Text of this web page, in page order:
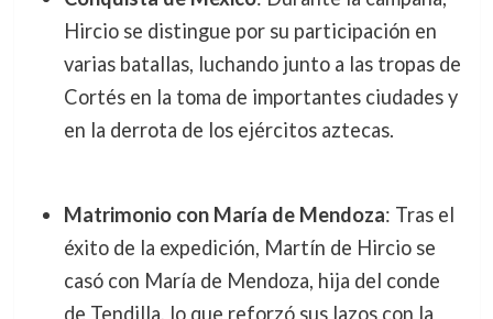
Hircio se distingue por su participación en
varias batallas, luchando junto a las tropas de
Cortés en la toma de importantes ciudades y
en la derrota de los ejércitos aztecas.
Matrimonio con María de Mendoza: Tras el
éxito de la expedición, Martín de Hircio se
casó con María de Mendoza, hija del conde
de Tendilla, lo que reforzó sus lazos con la